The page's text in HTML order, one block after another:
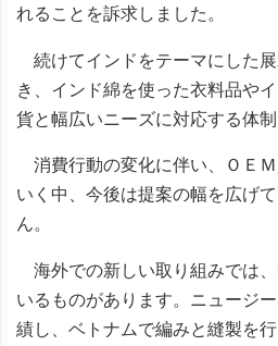
れることを訴求しました。
続けてインドをテーマにした
き、インド綿を使った衣料品や
貨と幅広いニーズに対応する体制
消費行動の変化に伴い、ＯＥ
いく中、今後は提案の幅を広げ
ん。
海外での新しい取り組みでは
いるものがあります。ニュージ
績し、ベトナムで編みと縫製を